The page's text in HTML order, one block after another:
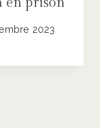
2023